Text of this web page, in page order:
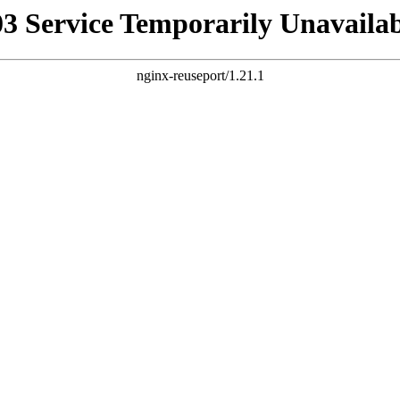
Service Temporarily
nginx-reuseport/1.21.1